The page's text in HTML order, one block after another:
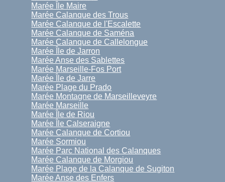
Marée Île Maire
Marée Calanque des Trous
Marée Calanque de l'Escalette
Marée Calanque de Saména
Marée Calanque de Callelongue
Marée Île de Jarron
Marée Anse des Sablettes
Marée Marseille-Fos Port
Marée Île de Jarre
Marée Plage du Prado
Marée Montagne de Marseilleveyre
Marée Marseille
Marée Île de Riou
Marée Île Calseraigne
Marée Calanque de Cortiou
Marée Sormiou
Marée Parc National des Calanques
Marée Calanque de Morgiou
Marée Plage de la Calanque de Sugiton
Marée Anse des Enfers